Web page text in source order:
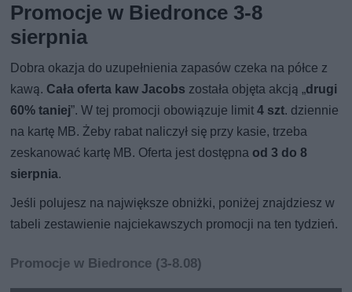
Promocje w Biedronce 3-8
sierpnia
Dobra okazja do uzupełnienia zapasów czeka na półce z
kawą. Cała oferta kaw Jacobs została objęta akcją „drugi
60% taniej”. W tej promocji obowiązuje limit4 szt. dziennie
na kartę MB. Żeby rabat naliczył się przy kasie, trzeba
zeskanować kartę MB. Oferta jest dostępna od 3 do 8
sierpnia.
Jeśli polujesz na największe obniżki, poniżej znajdziesz w
tabeli zestawienie najciekawszych promocji na ten tydzień.
Promocje w Biedronce (3-8.08)